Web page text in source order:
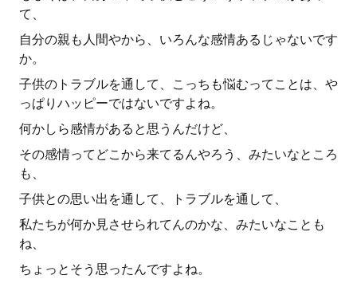
て、
自分の親も人間やから、いろんな感情あるじゃないです
か。
子供のトラブルを通して、こっちも悩むってことは、や
っぱりハッピーではないですよね。
何かしら感情があると思うんだけど、
その感情ってどこから来てるんやろう、みたいなところ
も、
子供との思い出を通して、トラブルを通して、
私たちが何か見させられてんのかな、みたいなことも
ね、
ちょっとそう思ったんですよね。